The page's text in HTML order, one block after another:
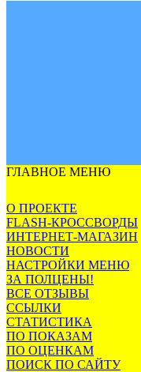
ГЛАВНОЕ МЕНЮ
О ПРОЕКТЕ
FLASH-КРОССВОРДЫ
ИНТЕРНЕТ-МАГАЗИН
НОВОСТИ
НАСТРОЙКИ МЕНЮ
ЗА ПОЛЦЕНЫ!
ВСЕ ОТЗЫВЫ
ССЫЛКИ
СТАТИСТИКА
ПО ПОКАЗАМ
ПО ОЦЕНКАМ
ПОИСК ПО САЙТУ